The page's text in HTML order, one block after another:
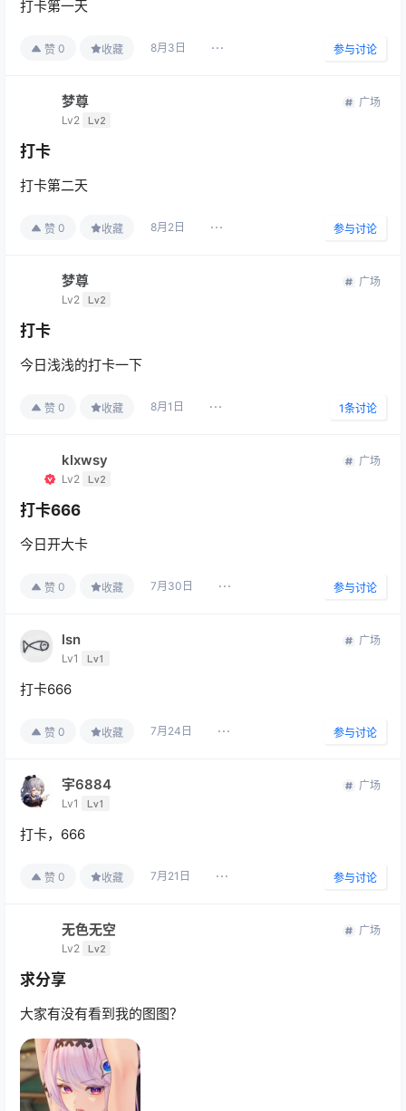
打卡第一天
赞 0 收藏 8月3日 参与讨论
梦尊
Lv2 Lv2
广场
打卡
打卡第二天
赞 0 收藏 8月2日 参与讨论
梦尊
Lv2 Lv2
广场
打卡
今日浅浅的打卡一下
赞 0 收藏 8月1日 1条讨论
klxwsy
Lv2 Lv2
广场
打卡666
今日开大卡
赞 0 收藏 7月30日 参与讨论
lsn
Lv1 Lv1
广场
打卡666
赞 0 收藏 7月24日 参与讨论
宇6884
Lv1 Lv1
广场
打卡，666
赞 0 收藏 7月21日 参与讨论
无色无空
Lv2 Lv2
广场
求分享
大家有没有看到我的图图？